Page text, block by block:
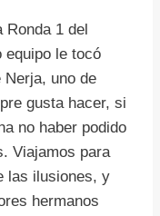
Ronda 1 del
equipo le tocó
uno de
gusta hacer, si
no haber podido
Viajamos para
las ilusiones, y
hermanos